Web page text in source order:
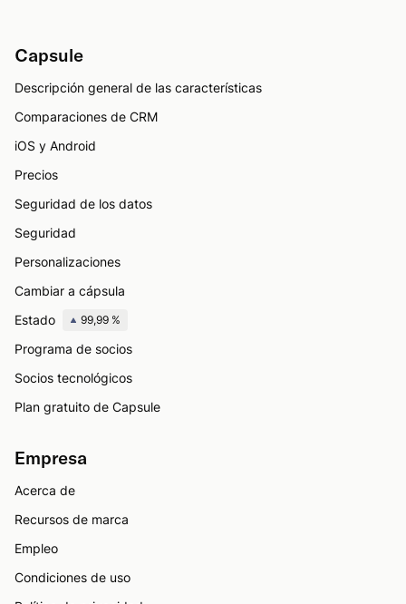
Capsule
Descripción general de las características
Comparaciones de CRM
iOS y Android
Precios
Seguridad de los datos
Seguridad
Personalizaciones
Cambiar a cápsula
Estado
99,99 %
Programa de socios
Socios tecnológicos
Plan gratuito de Capsule
Empresa
Acerca de
Recursos de marca
Empleo
Condiciones de uso